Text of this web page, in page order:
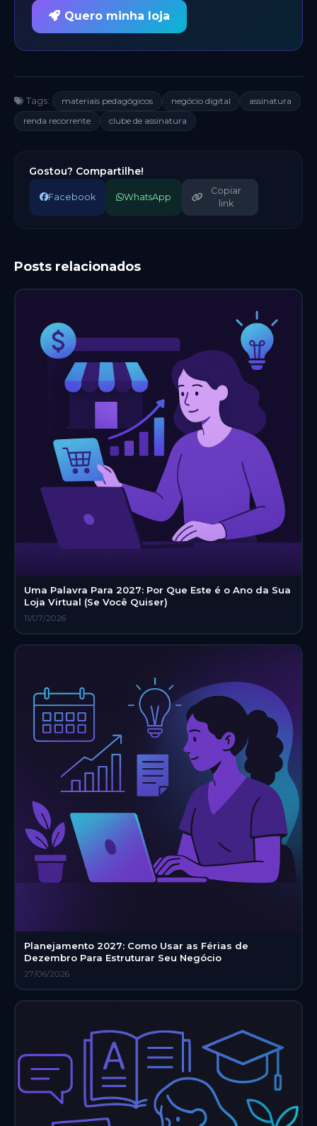
Quero minha loja
Tags: materiais pedagógicos negócio digital
assinatura
renda recorrente
clube de assinatura
Gostou? Compartilhe!
Facebook WhatsApp
Copiar
link
Posts relacionados
Uma Palavra Para 2027: Por Que Este é o Ano da Sua
Loja Virtual (Se Você Quiser)
11/07/2026
Planejamento 2027: Como Usar as Férias de
Dezembro Para Estruturar Seu Negócio
27/06/2026